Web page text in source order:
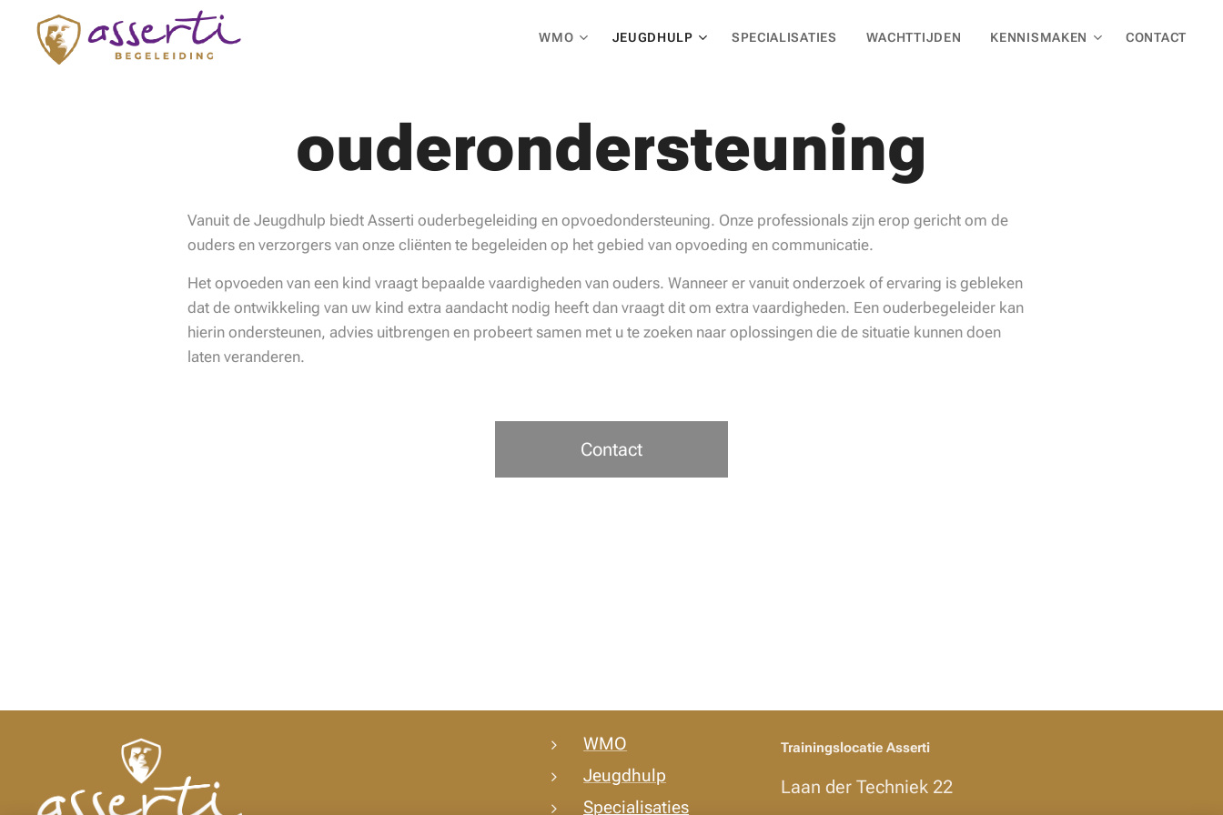
WMO JEUGDHULP SPECIALISATIES WACHTTIJDEN KENNISMAKEN CONTACT
ouderondersteuning
Vanuit de Jeugdhulp biedt Asserti ouderbegeleiding en opvoedondersteuning. Onze professionals zijn erop gericht om de
ouders en verzorgers van onze cliënten te begeleiden op het gebied van opvoeding en communicatie.
Het opvoeden van een kind vraagt bepaalde vaardigheden van ouders. Wanneer er vanuit onderzoek of ervaring is gebleken
dat de ontwikkeling van uw kind extra aandacht nodig heeft dan vraagt dit om extra vaardigheden. Een ouderbegeleider kan
hierin ondersteunen, advies uitbrengen en probeert samen met u te zoeken naar oplossingen die de situatie kunnen doen
laten veranderen.
Contact
WMO
Jeugdhulp
Specialisaties
Trainingslocatie Asserti
Laan der Techniek 22